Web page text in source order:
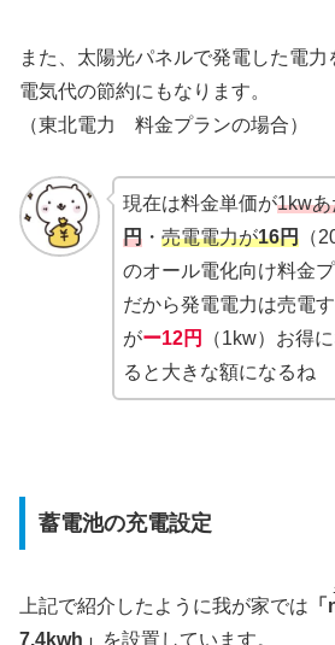
また、太陽光パネルで発電した電
電気代の節約にもなります。
（東北電力 料金プランの場合）
現在は料金単価が1kwあ
円・ 売電電力が16円（
のオール電化向け料金プ
だから発電電力は売電
がー12円
（1kw）お得
ると大きな額になるね
蓄電池の充電設定
上記で紹介したように我が家では 「
7.4kwh」
を設置しています。